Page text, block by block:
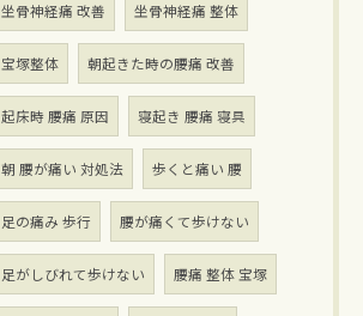
坐骨神経痛 改善 坐骨神経痛 整体
宝塚整体 朝起きた時の腰痛 改善
起床時 腰痛 原因 寝起き 腰痛 寝具
朝 腰が痛い 対処法 歩くと痛い 腰
足の痛み 歩行 腰が痛くて歩けない
足がしびれて歩けない 腰痛 整体 宝塚